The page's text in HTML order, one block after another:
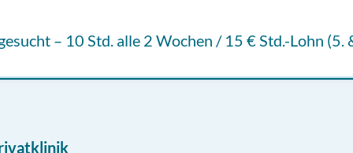
– 10 Std. alle 2 Wochen / 15 € Std.-Lohn (5.